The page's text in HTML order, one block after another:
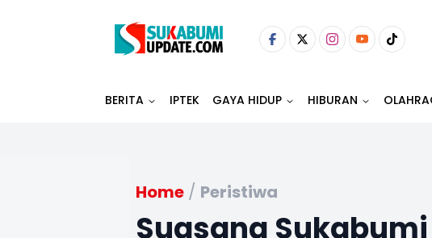
BERITA IPTEK GAYA HIDUP HIBURAN
Home / Peristiwa
Suasana